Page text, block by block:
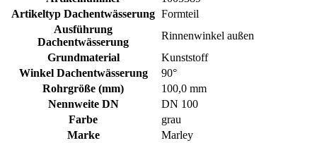
Artikeltyp Dachentwässerung Formteil
Ausführung
Dachentwässerung
Rinnenwinkel außen
Grundmaterial
Kunststoff
Winkel Dachentwässerung
90°
Rohrgröße (mm)
100,0 mm
Nennweite DN
DN 100
Farbe
grau
Marke
Marley